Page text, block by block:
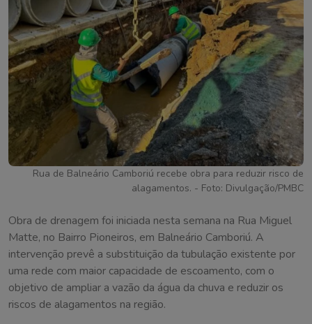
Rua de Balneário Camboriú recebe obra para reduzir risco de
alagamentos. - Foto: Divulgação/PMBC
Obra de drenagem foi iniciada nesta semana na Rua Miguel
Matte, no Bairro Pioneiros, em Balneário Camboriú. A
intervenção prevê a substituição da tubulação existente por
uma rede com maior capacidade de escoamento, com o
objetivo de ampliar a vazão da água da chuva e reduzir os
riscos de alagamentos na região.